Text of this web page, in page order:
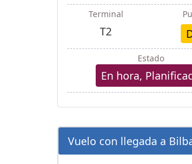
Terminal
T2
Estado
En hora,
Vuelo con llegada a